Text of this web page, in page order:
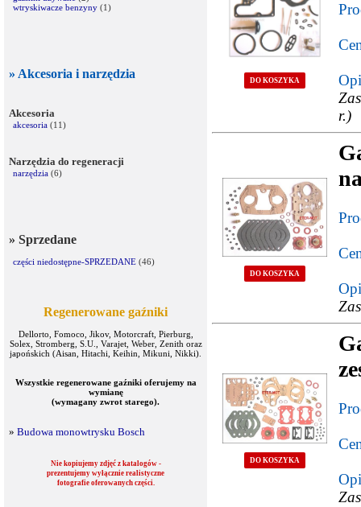
wtryskiwacze benzyny (1)
» Akcesoria i narzędzia
Akcesoria
akcesoria (11)
Narzędzia do regeneracji
narzędzia (6)
» Sprzedane
części niedostępne-SPRZEDANE (46)
Regenerowane gaźniki
Dellorto, Fomoco, Jikov, Motorcraft, Pierburg,
Solex, Stromberg, S.U., Varajet, Weber, Zenith oraz
japońskich (Aisan, Hitachi, Keihin, Mikuni, Nikki).
Wszystkie regenerowane gaźniki oferujemy na
wymianę
(wymagany zwrot starego).
» Budowa monowtrysku Bosch
Nie kopiujemy zdjęć z katalogów -
prezentujemy wyłącznie realistyczne
fotografie oferowanych części.
DO KOSZYKA
r.)
DO KOSZYKA
DO KOSZYKA